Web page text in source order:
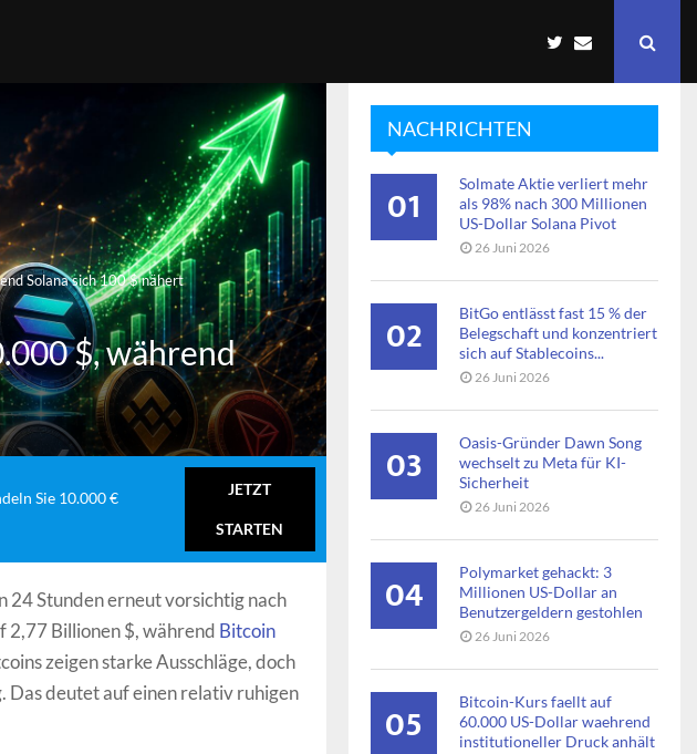
Solana sich 100 $ nähert
$, während
Sie 10.000 €
JETZT
STARTEN
Stunden erneut vorsichtig nach
2,77 Billionen $, während Bitcoin
zeigen starke Ausschläge, doch
deutet auf einen relativ ruhigen
NACHRICHTEN
01
Solmate Aktie verliert mehr
als 98% nach 300 Millionen
US-Dollar Solana Pivot
26 Juni 2026
02
BitGo entlässt fast 15 % der
Belegschaft und konzentriert
sich auf Stablecoins...
26 Juni 2026
03
Oasis-Gründer Dawn Song
wechselt zu Meta für KI-
Sicherheit
26 Juni 2026
04
Polymarket gehackt: 3
Millionen US-Dollar an
Benutzergeldern gestohlen
26 Juni 2026
05
Bitcoin-Kurs faellt auf
60.000 US-Dollar waehrend
institutioneller Druck anhält